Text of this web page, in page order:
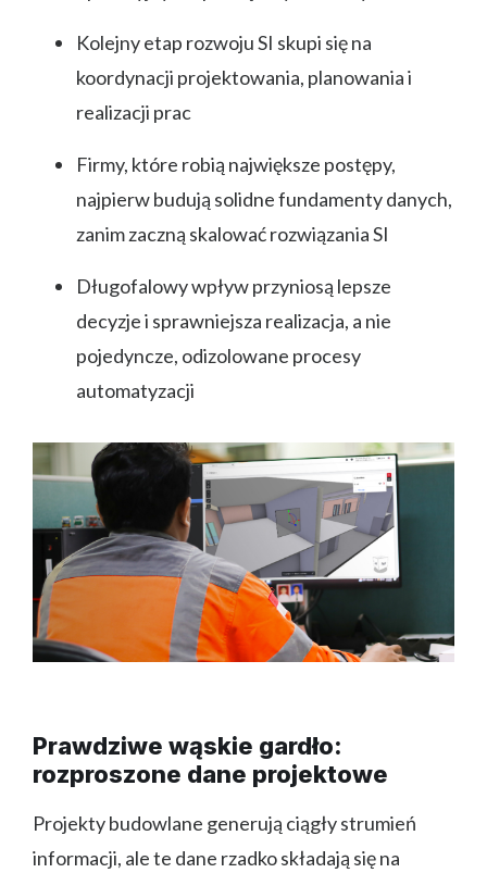
Kolejny etap rozwoju SI skupi się na
koordynacji projektowania, planowania i
realizacji prac
Firmy, które robią największe postępy,
najpierw budują solidne fundamenty danych,
zanim zaczną skalować rozwiązania SI
Długofalowy wpływ przyniosą lepsze
decyzje i sprawniejsza realizacja, a nie
pojedyncze, odizolowane procesy
automatyzacji
Prawdziwe wąskie gardło:
rozproszone dane projektowe
Projekty budowlane generują ciągły strumień
informacji, ale te dane rzadko składają się na